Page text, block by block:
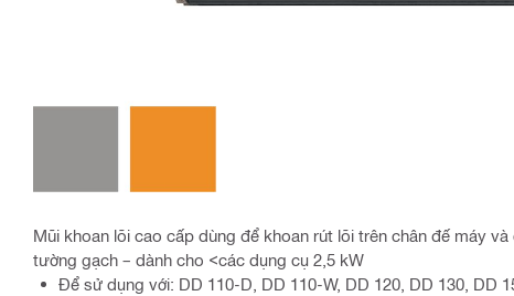
Mũi khoan lõi cao cấp dùng để khoan rút lõi trên chân đế máy
tường gạch – dành cho <các dụng cụ 2,5 kW
Để sử dụng với: DD 110-D, DD 110-W, DD 120, DD 130, DD